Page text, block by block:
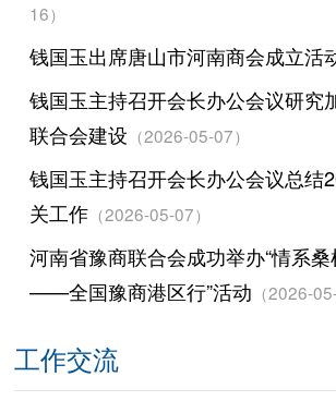
16）
钱国玉出席唐山市河南商会成立活
钱国玉主持召开会长办公会议研究
联合会建设 （2026-05-07）
钱国玉主持召开会长办公会议总结
关工作（2026-05-07）
河南省豫商联合会成功举办“情系
——全国豫商港区行”活动 （2026-
工作交流